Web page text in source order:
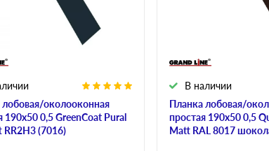
Шифер для грядок
околооконная
190х50 0,5 GreenCoat Pural
RR2Н3 (7016)
Планка лобовая/
простая 190х50 0,5
Matt RAL 8017
В наличии